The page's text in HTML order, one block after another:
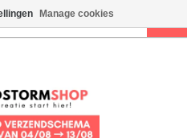
Manage cookies